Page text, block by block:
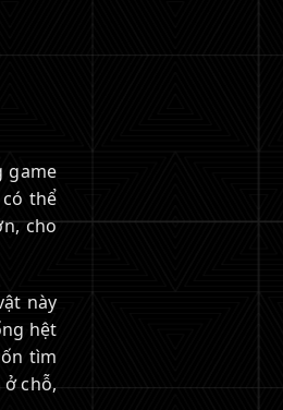
game
thể
cho
này
hệt
tìm
ở chỗ,